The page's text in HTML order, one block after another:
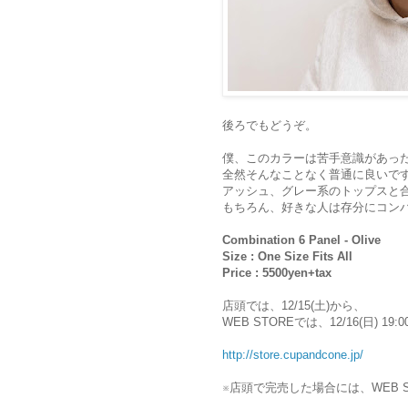
後ろでもどうぞ。
僕、このカラーは苦手意識があっ
全然そんなことなく普通に良いで
アッシュ、グレー系のトップスと
もちろん、好きな人は存分にコン
Combination 6 Panel - Olive
Size : One Size Fits All
Price : 5500yen+tax
店頭では、12/15(土)から、
WEB STOREでは、12/16(日)
http://store.cupandcone.jp/
※店頭で完売した場合には、WEB